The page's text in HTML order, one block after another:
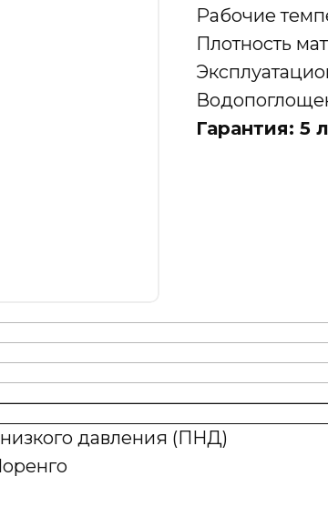
Рабочие
Плотность
Гарантия: 5
давления (ПНД)